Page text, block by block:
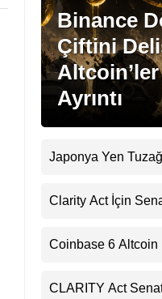
Binance
Çiftini
Ayrıntı
Japonya Yen
Clarity Act İçin
Coinbase 6 Altcoin
CLARITY Act